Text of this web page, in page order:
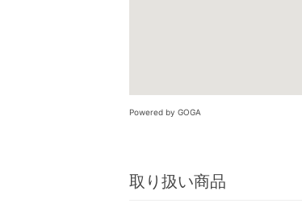
Powered by GOGA
取り扱い商品